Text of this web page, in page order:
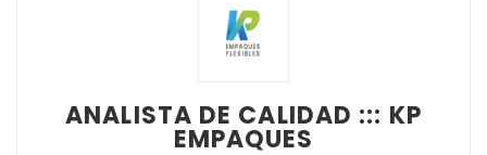
ANALISTA DE CALIDAD ::: KP
EMPAQUES